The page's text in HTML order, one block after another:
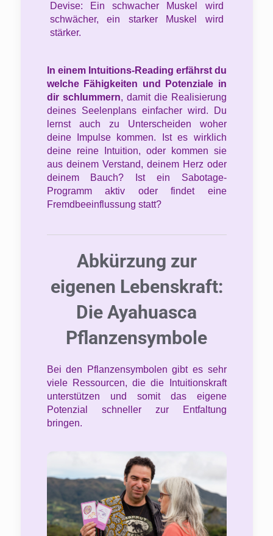
Devise: Ein schwacher Muskel wird
schwächer, ein starker Muskel wird
stärker.
In einem Intuitions-Reading erfährst du
welche Fähigkeiten und Potenziale in
dir schlummern, damit die Realisierung
deines Seelenplans einfacher wird. Du
lernst auch zu Unterscheiden woher
deine Impulse kommen. Ist es wirklich
deine reine Intuition, oder kommen sie
aus deinem Verstand, deinem Herz oder
deinem Bauch? Ist ein Sabotage-
Programm aktiv oder findet eine
Fremdbeeinflussung statt?
Abkürzung zur
eigenen Lebenskraft:
Die Ayahuasca
Pflanzensymbole
Bei den Pflanzensymbolen gibt es sehr
viele Ressourcen, die die Intuitionskraft
unterstützen und somit das eigene
Potenzial schneller zur Entfaltung
bringen.